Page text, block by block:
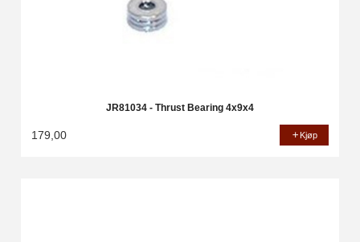
JR81034 - Thrust Bearing 4x9x4
179,00 Kjøp